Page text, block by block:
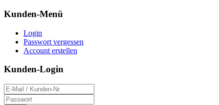
Kunden-Menü
Login
Passwort vergessen
Account erstellen
Kunden-Login